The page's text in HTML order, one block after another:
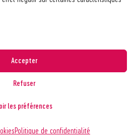
Accepter
Refuser
les préférences
Politique de confidentialité